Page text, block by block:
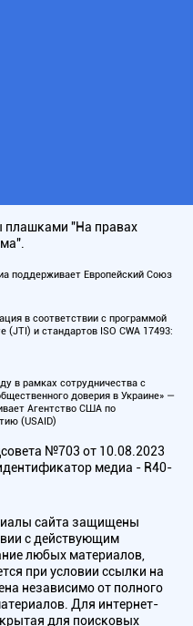
плашками "На правах
поддерживает Европейский Союз
в соответствии с программой
и стандартов ISO CWA 17493:
в рамках сотрудничества с
доверия в Украине» —
Агентство США по
(USAID)
№703 от 10.08.2023
медиа - R40-
сайта защищены
с действующим
любых материалов,
при условии ссылки на
независимо от полного
Для интернет-
для поисковых